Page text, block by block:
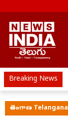
Breaking News
తెలంగాణ Telangana